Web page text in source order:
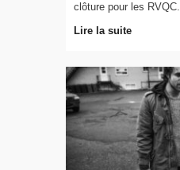
clôture pour les RVQC.
Lire la suite